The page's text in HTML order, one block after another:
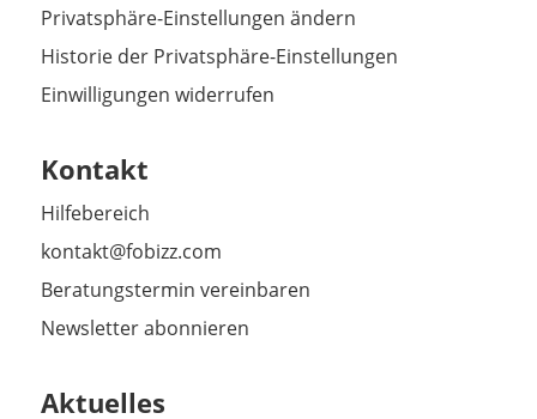
Privatsphäre-Einstellungen ändern
Historie der Privatsphäre-Einstellungen
Einwilligungen widerrufen
Kontakt
Hilfebereich
kontakt@fobizz.com
Beratungstermin vereinbaren
Newsletter abonnieren
Aktuelles